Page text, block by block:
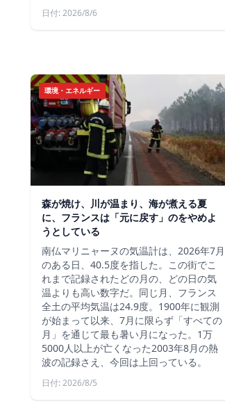
日付: 2026/8/6
環境・エネルギー
森が焼け、川が温まり、海が煮える夏
に、フランスは「元に戻す」のをやめよ
うとしている
南仏マリニャーヌの気温計は、2026年7月
のある日、40.5度を指した。この街でこ
れまで記録されたどの月の、どの日の気
温よりも高い数字だ。同じ月、フランス
全土の平均気温は24.9度。1900年に観測
が始まって以来、7月に限らず「すべての
月」を通じて最も暑い月になった。1万
5000人以上が亡くなった2003年8月の熱
波の記録さえ、今回は上回っている。
日付: 2026/8/5